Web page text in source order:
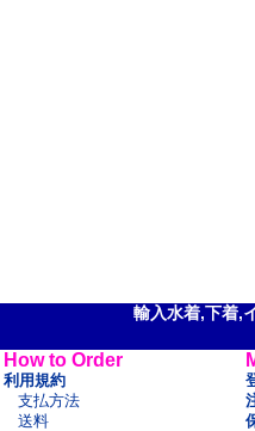
輸入水着,下着,
How to Order
利用規約
支払方法
送料